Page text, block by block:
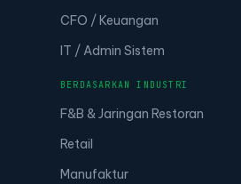
CFO / Keuangan
IT / Admin Sistem
BERDASARKAN INDUSTRI
F&B & Jaringan Restoran
Retail
Manufaktur